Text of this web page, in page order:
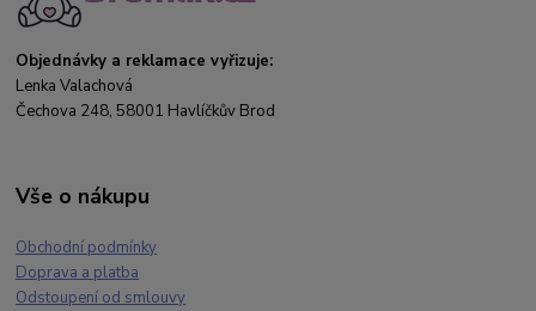
Objednávky a reklamace vyřizuje:
Lenka Valachová
Čechova 248, 58001 Havlíčkův Brod
Vše o nákupu
Obchodní podmínky
Doprava a platba
Odstoupení od smlouvy